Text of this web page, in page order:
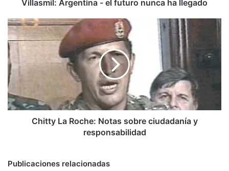
Villasmil: Argentina - el futuro nunca ha llegado
Chitty
La
Roche:
Notas
sobre
ciudadanía
y
responsabilidad
Chitty La Roche: Notas sobre ciudadanía y
responsabilidad
Publicaciones relacionadas